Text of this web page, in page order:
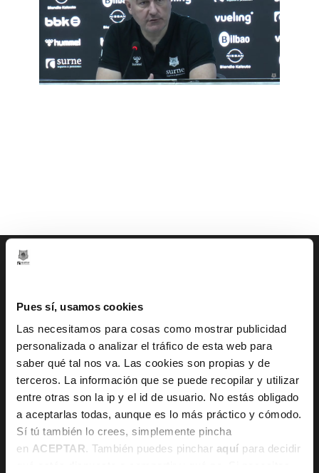
Pues sí, usamos cookies
Las necesitamos para cosas como mostrar publicidad
personalizada o analizar el tráfico de esta web para
saber qué tal nos va. Las cookies son propias y de
terceros. La información que se puede recopilar y utilizar
entre otras son la ip y el id de usuario. No estás obligado
a aceptarlas todas, aunque es lo más práctico y cómodo.
Sí tú también lo crees, simplemente pincha
en ACEPTAR. También puedes pinchar aquí para decidir
2 de junio de 2026
admin
2026
Gran Vía 80 - 48011 Bilbao, Bizkaia
info@bilbaobasket.biz
(+34) 944 70 06 78